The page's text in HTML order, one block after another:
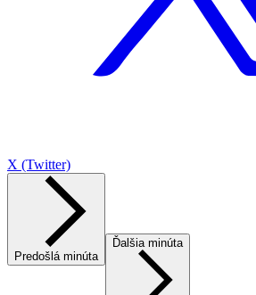
X (Twitter)
Predošlá minúta
Ďalšia minúta